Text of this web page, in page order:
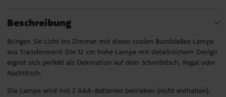
Beschreibung
Bringen Sie Licht ins Zimmer mit dieser coolen BumbleBee Lampe
aus Transformers! Die 12 cm hohe Lampe mit detailreichem Design
eignet sich perfekt als Dekoration auf dem Schreibtisch, Regal oder
Nachttisch.
Die Lampe wird mit 2 AAA-Batterien betrieben (nicht enthalten),